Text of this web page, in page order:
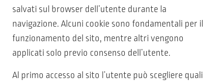
salvati sul browser dell’utente durante la
navigazione. Alcuni cookie sono fondamentali per il
funzionamento del sito, mentre altri vengono
applicati solo previo consenso dell’utente.
Al primo accesso al sito l’utente può scegliere quali